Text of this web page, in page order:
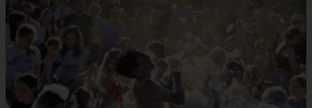
STAROSTA